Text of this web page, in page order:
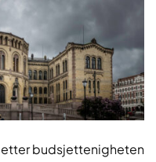
budsjettenigheten